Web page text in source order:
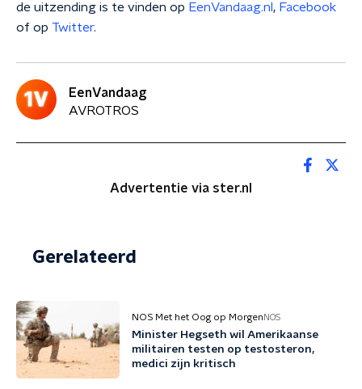
de uitzending is te vinden op EenVandaag.nl , Facebook
of op Twitter.
EenVandaag
AVROTROS
Advertentie via ster.nl
Gerelateerd
NOS Met het Oog op Morgen NOS
Minister Hegseth wil Amerikaanse
militairen testen op testosteron,
medici zijn kritisch